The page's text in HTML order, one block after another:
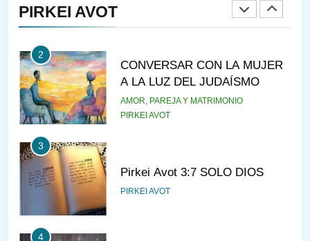
PIRKEI AVOT
2
CONVERSAR CON LA MUJER
A LA LUZ DEL JUDAÍSMO
AMOR, PAREJA Y MATRIMONIO
PIRKEI AVOT
3
Pirkei Avot 3:7 SOLO DIOS
PIRKEI AVOT
4